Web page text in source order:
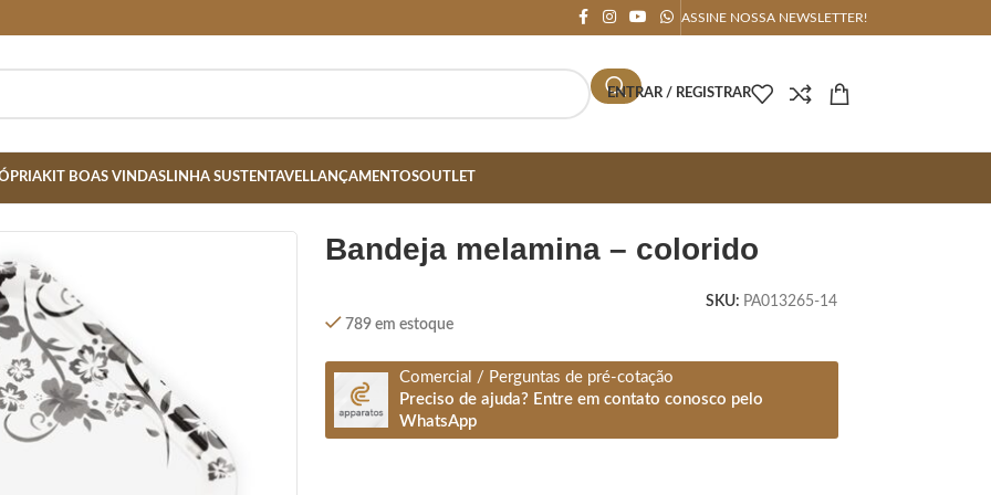
ASSINE NOSSA NEWSLETTER!
ENTRAR / REGISTRAR
KIT BOAS VINDASLINHA SUSTENTAVELLANÇAMENTOSOUTLET
bandeja melamina – colorido
SKU: PA013265-14
789 em estoque
Comercial / Perguntas de pré-cotação
Preciso de ajuda? Entre em contato conosco pelo
WhatsApp